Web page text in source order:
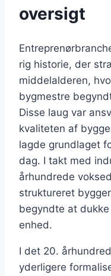
oversigt
rig historie, der
middelalderen,
bygmestre
Disse laug var
kvaliteten af
lagde grundlaget
dag. I takt med
århundrede
struktureret
begyndte at
enhed.
I det 20.
yderligere